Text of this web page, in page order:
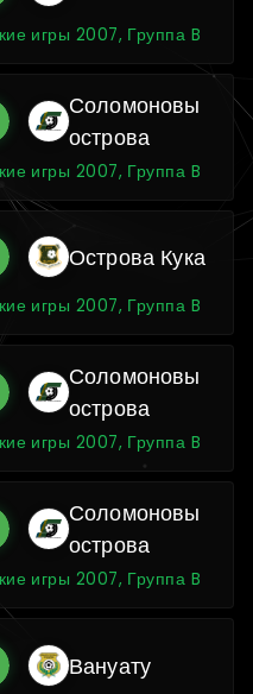
игры 2007, Группа B
Соломоновы
острова
игры 2007, Группа B
Острова Кука
игры 2007, Группа B
Соломоновы
острова
игры 2007, Группа B
Соломоновы
острова
игры 2007, Группа B
Вануату